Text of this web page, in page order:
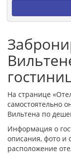
На странице
самостоятельно
Вильтена по
Информация о
описания, фото и
расположение